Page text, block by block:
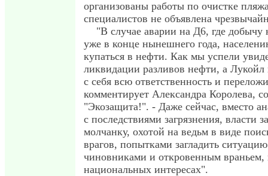
организованы работы по очистке
специалистов не объявлена
"В случае аварии на Д6, где добычу
уже в конце нынешнего года,
купаться в нефти. Как мы успели
ликвидации разливов нефти, а Лукойл
с себя всю ответственность и
комментирует Александра Королева,
"Экозащита!". - Даже сейчас, вместо
с последствиями загрязнения, власти
молчанку, охотой на ведьм в виде
врагов, попытками загладить
чиновниками и откровенным
национальных интересах".